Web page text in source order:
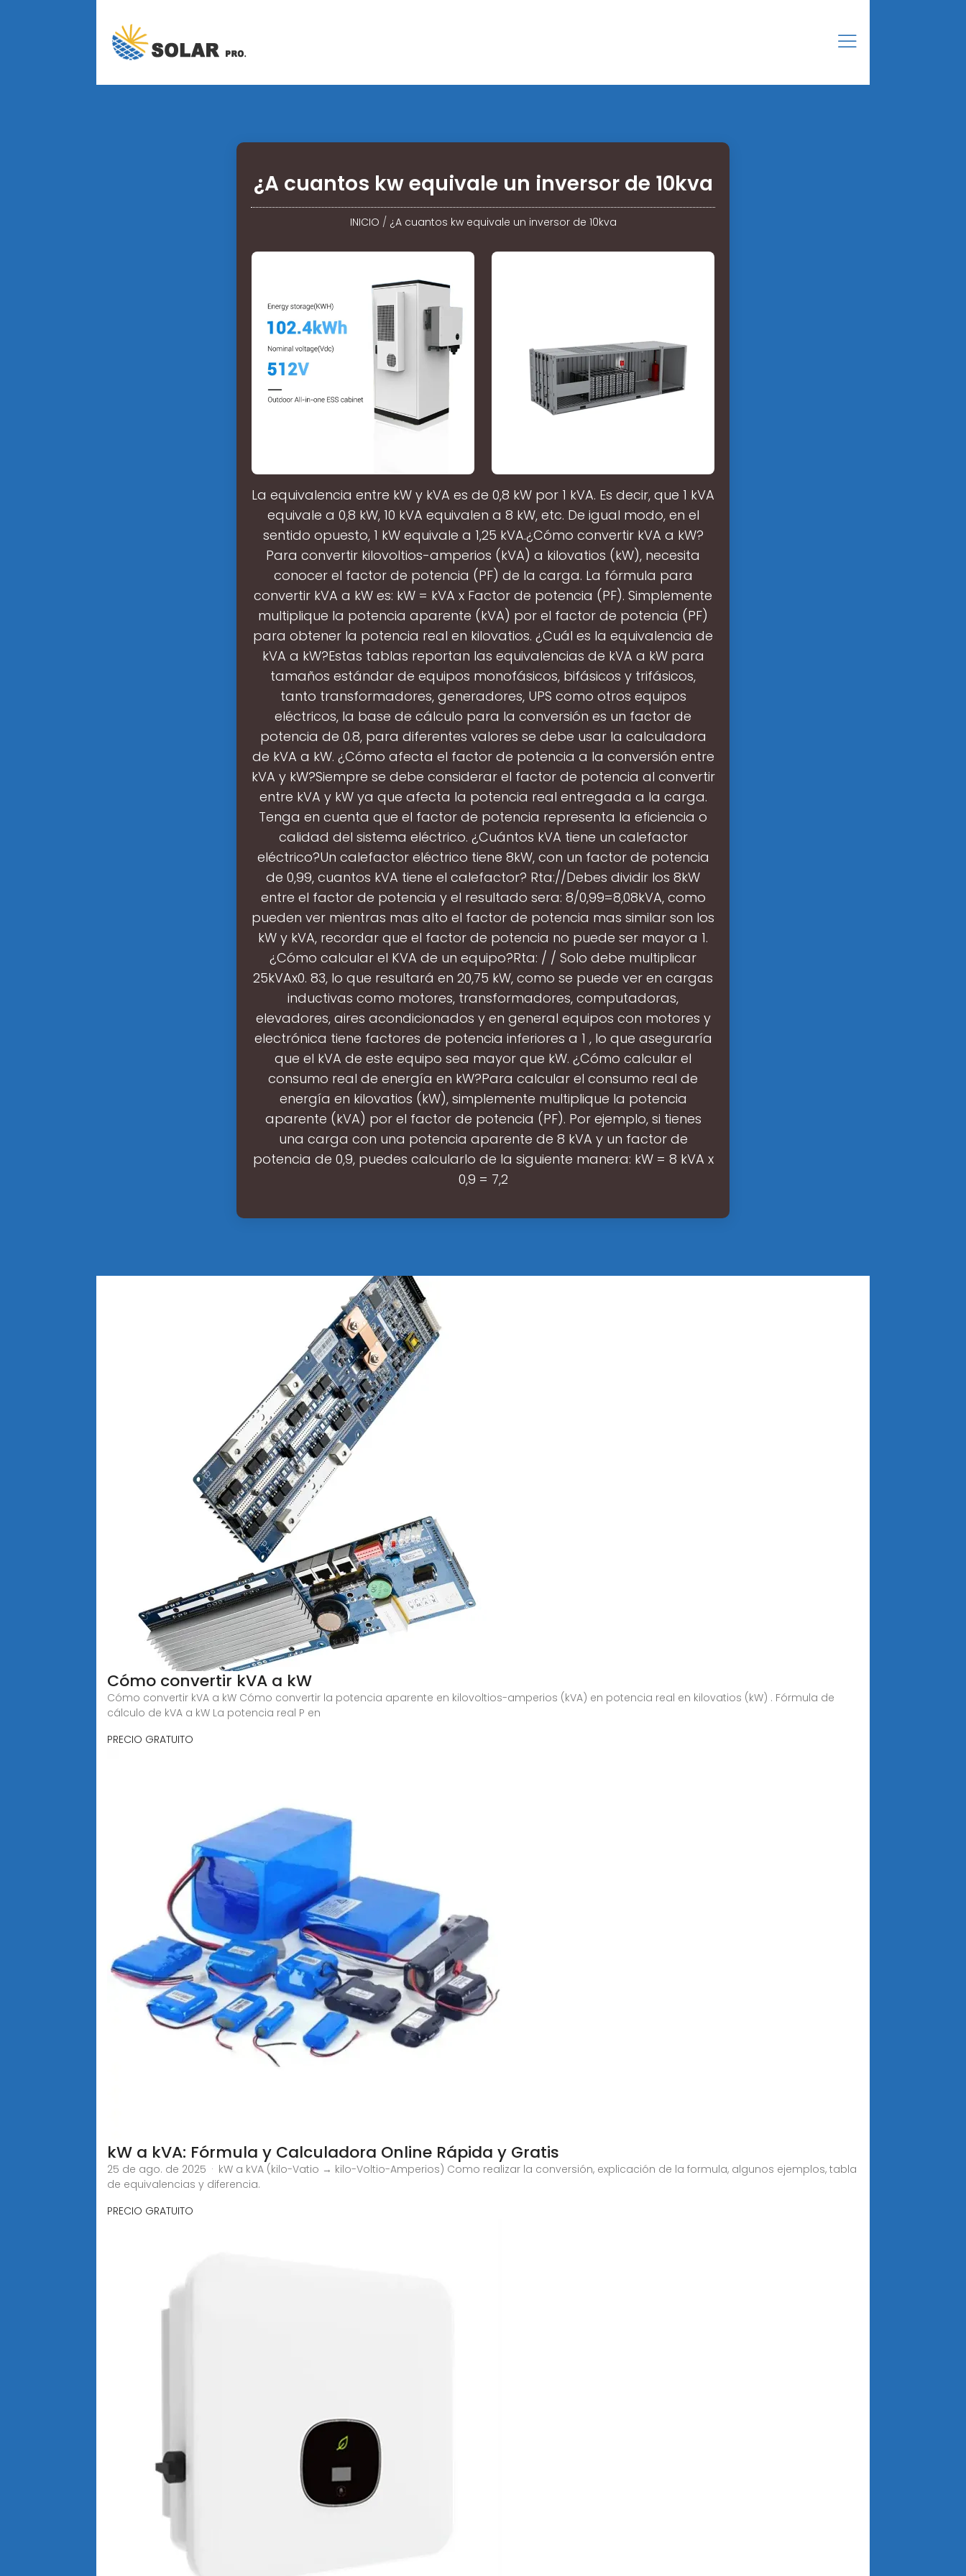
¿A cuantos kw equivale un inversor de 10kva
INICIO / ¿A cuantos kw equivale un inversor de 10kva
La equivalencia entre kW y kVA es de 0,8 kW por 1 kVA. Es decir, que 1 kVA
equivale a 0,8 kW, 10 kVA equivalen a 8 kW, etc. De igual modo, en el
sentido opuesto, 1 kW equivale a 1,25 kVA.¿Cómo convertir kVA a kW?
Para convertir kilovoltios-amperios (kVA) a kilovatios (kW), necesita
conocer el factor de potencia (PF) de la carga. La fórmula para
convertir kVA a kW es: kW = kVA x Factor de potencia (PF). Simplemente
multiplique la potencia aparente (kVA) por el factor de potencia (PF)
para obtener la potencia real en kilovatios. ¿Cuál es la equivalencia de
kVA a kW?Estas tablas reportan las equivalencias de kVA a kW para
tamaños estándar de equipos monofásicos, bifásicos y trifásicos,
tanto transformadores, generadores, UPS como otros equipos
eléctricos, la base de cálculo para la conversión es un factor de
potencia de 0.8, para diferentes valores se debe usar la calculadora
de kVA a kW. ¿Cómo afecta el factor de potencia a la conversión entre
kVA y kW?Siempre se debe considerar el factor de potencia al convertir
entre kVA y kW ya que afecta la potencia real entregada a la carga.
Tenga en cuenta que el factor de potencia representa la eficiencia o
calidad del sistema eléctrico. ¿Cuántos kVA tiene un calefactor
eléctrico?Un calefactor eléctrico tiene 8kW, con un factor de potencia
de 0,99, cuantos kVA tiene el calefactor? Rta://Debes dividir los 8kW
entre el factor de potencia y el resultado sera: 8/0,99=8,08kVA, como
pueden ver mientras mas alto el factor de potencia mas similar son los
kW y kVA, recordar que el factor de potencia no puede ser mayor a 1.
¿Cómo calcular el KVA de un equipo?Rta: / / Solo debe multiplicar
25kVAx0. 83, lo que resultará en 20,75 kW, como se puede ver en cargas
inductivas como motores, transformadores, computadoras,
elevadores, aires acondicionados y en general equipos con motores y
electrónica tiene factores de potencia inferiores a 1 , lo que aseguraría
que el kVA de este equipo sea mayor que kW. ¿Cómo calcular el
consumo real de energía en kW?Para calcular el consumo real de
energía en kilovatios (kW), simplemente multiplique la potencia
aparente (kVA) por el factor de potencia (PF). Por ejemplo, si tienes
una carga con una potencia aparente de 8 kVA y un factor de
potencia de 0,9, puedes calcularlo de la siguiente manera: kW = 8 kVA x
0,9 = 7,2
Cómo convertir kVA a kW
Cómo convertir kVA a kW Cómo convertir la potencia aparente en kilovoltios-amperios (kVA) en potencia real en kilovatios (kW) . Fórmula de
cálculo de kVA a kW La potencia real P en
PRECIO GRATUITO
kW a kVA: Fórmula y Calculadora Online Rápida y Gratis
25 de ago. de 2025 · kW a kVA (kilo-Vatio → kilo-Voltio-Amperios) Como realizar la conversión, explicación de la formula, algunos ejemplos, tabla
de equivalencias y diferencia.
PRECIO GRATUITO